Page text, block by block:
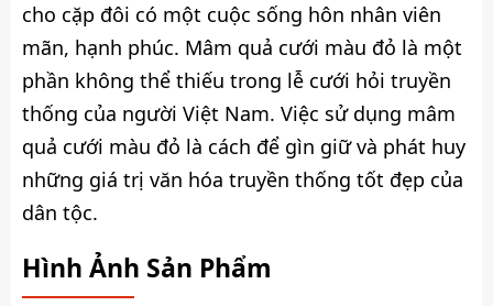
cho cặp đôi có một cuộc sống hôn nhân viên
mãn, hạnh phúc. Mâm quả cưới màu đỏ là một
phần không thể thiếu trong lễ cưới hỏi truyền
thống của người Việt Nam. Việc sử dụng mâm
quả cưới màu đỏ là cách để gìn giữ và phát huy
những giá trị văn hóa truyền thống tốt đẹp của
dân tộc.
Hình Ảnh Sản Phẩm